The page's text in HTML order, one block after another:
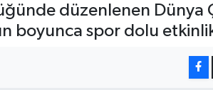
düzenlenen
boyunca spor dolu